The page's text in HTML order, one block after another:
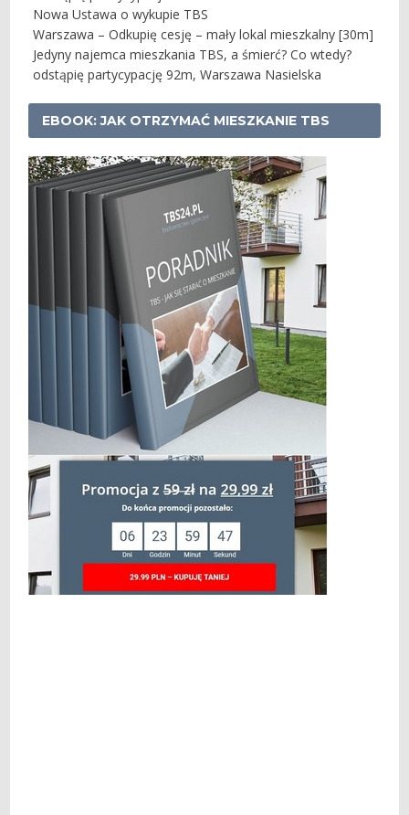
Nowa Ustawa o wykupie TBS
Warszawa – Odkupię cesję – mały lokal mieszkalny [30m]
Jedyny najemca mieszkania TBS, a śmierć? Co wtedy?
odstąpię partycypację 92m, Warszawa Nasielska
EBOOK: JAK OTRZYMAĆ MIESZKANIE TBS